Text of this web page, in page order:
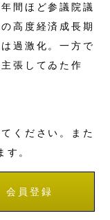
間ほど参議院議
高度経済成長期
過激化。一方で
張してゐた作
ください。また
す。
会員登録